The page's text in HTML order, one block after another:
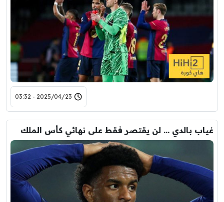
2025/04/23 - 03:32
غياب بالدي … لن يقتصر فقط على نهائي كأس الملك